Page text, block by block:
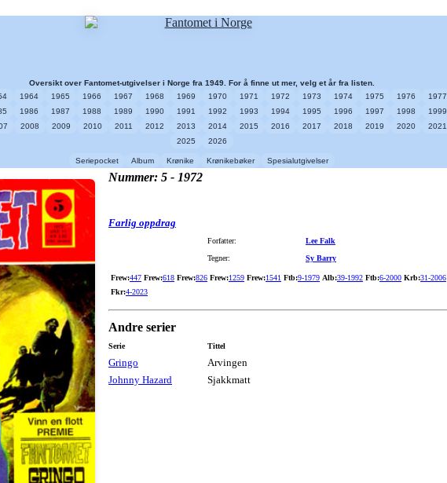
Oversikt over Fantomet-utgivelser i Norge fra 1949. For å finne ut mer, velg et år fra listen.
1964 1965 1966 1967 1968 1969 1970 1971 1972 1973 1974 1975 1976 1977
1986 1987 1988 1989 1990 1991 1992 1993 1994 1995 1996 1997 1998 1999
2008 2009 2010 2011 2012 2013 2014 2015 2016 2017 2018 2019 2020 2021
2025
2026
Seriepocket Album Krønike Krønikebøker Spesialutgivelser
Nummer: 5 - 1972
Farlig oppdrag
Forfatter:
Lee Falk
Tegner:
Sy Barry
Frew:447 Frew:618 Frew:826 Frew:1259 Frew:1541 Ftb:9-1979 Alb:39-1992 Ftb:6-2000 Krb:31-2006
Fkr:4-2023
Andre serier
Serie Tittel
Gringo
Arvingen
Johnny Hazard
Sjakkmatt